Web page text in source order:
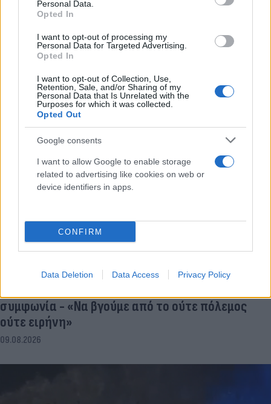
Personal Data.
Opted In
I want to opt-out of processing my
Personal Data for Targeted Advertising.
Opted In
I want to opt-out of Collection, Use,
Retention, Sale, and/or Sharing of my
Personal Data that Is Unrelated with the
Purposes for which it was collected.
Opted Out
Google consents
I want to allow Google to enable storage
related to advertising like cookies on web or
device identifiers in apps.
CONFIRM
Data Deletion Data Access Privacy Policy
Σίδνεϊ: Airbus και Boeing έφτασαν μια «ανάσα»
από τη σύγκρουση - Ένας τραυματίας
09.08.2026
συμφωνία - «Να βγούμε από το ούτε πόλεμος
ούτε ειρήνη»
09.08.2026